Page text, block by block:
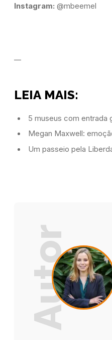
Instagram: @mbeemel
LEIA MAIS:
5 museus com entrada
Megan Maxwell:
Um passeio pela